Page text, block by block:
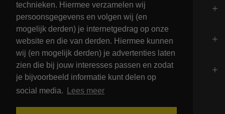
technieken. Hiermee verzamelen wij
persoonsgegevens en volgen wij (en
mogelijk derden) je internetgedrag op onze
website en die van derden. Hiermee kunnen
wij (en mogelijk derden) je advertenties laten
zien die bij jouw interesses passen en zodat
je bijvoorbeeld informatie kunt delen op
social media.
Lees meer
Algemeen
Contact
Openingstijden